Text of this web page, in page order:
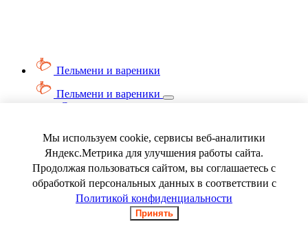
Пельмени и вареники
Пельмени и вареники
Смотреть весь раздел
Ягода замороженная
Мы используем cookie, сервисы веб-аналитики
Яндекс.Метрика для улучшения работы сайта.
Продолжая пользоваться сайтом, вы соглашаетесь с
обработкой персональных данных в соответствии с
Политикой конфиденциальности
Принять